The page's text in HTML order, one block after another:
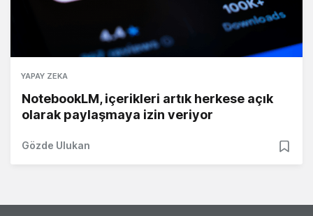
YAPAY ZEKA
NotebookLM, içerikleri artık herkese açık
olarak paylaşmaya izin veriyor
Gözde Ulukan